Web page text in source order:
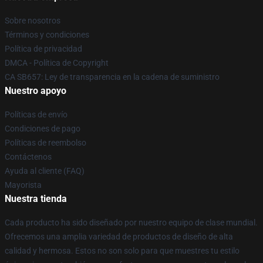
Sobre nosotros
Términos y condiciones
Política de privacidad
DMCA - Política de Copyright
CA SB657: Ley de transparencia en la cadena de suministro
Nuestro apoyo
Políticas de envío
Condiciones de pago
Políticas de reembolso
Contáctenos
Ayuda al cliente (FAQ)
Mayorista
Nuestra tienda
Cada producto ha sido diseñado por nuestro equipo de clase mundial.
Ofrecemos una amplia variedad de productos de diseño de alta
calidad y hermosa. Estos no son solo para que muestres tu estilo